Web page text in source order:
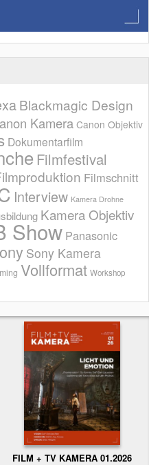
Blackmagic Design
KameraCanon Objektiv
Dokumentarfilm
Filmfestival
Filmschnitt
Interview Kamera Drohne
Kamera Objektiv
Show Panasonic
Sony Kamera
Vollformat Workshop
FILM + TV KAMERA 01.2026